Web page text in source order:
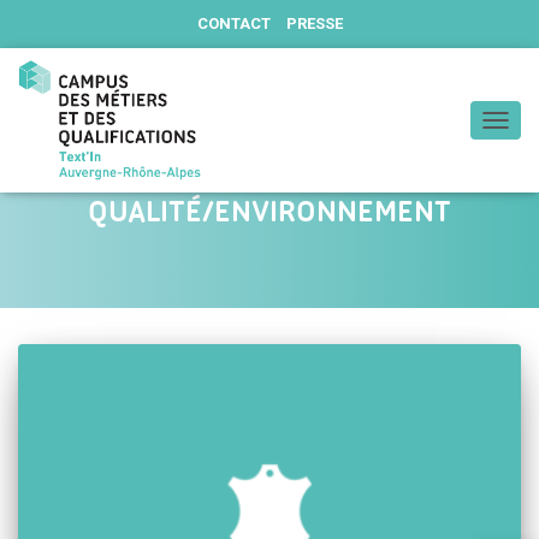
CONTACT PRESSE
QUALITÉ/ENVIRONNEMENT